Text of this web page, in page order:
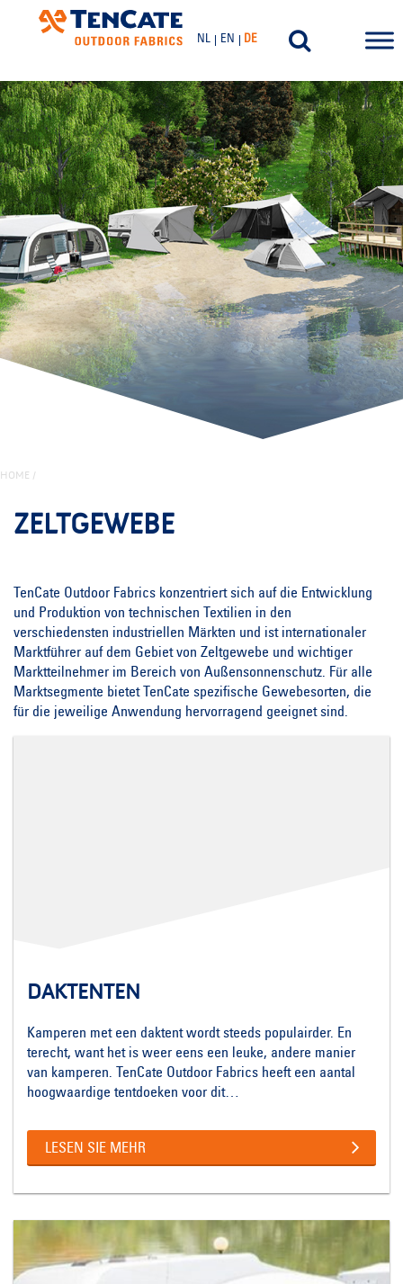
NL EN DE
HOME /
ZELTGEWEBE
TenCate Outdoor Fabrics konzentriert sich auf die Entwicklung
und Produktion von technischen Textilien in den
verschiedensten industriellen Märkten und ist internationaler
Marktführer auf dem Gebiet von Zeltgewebe und wichtiger
Marktteilnehmer im Bereich von Außensonnenschutz. Für alle
Marktsegmente bietet TenCate spezifische Gewebesorten, die
für die jeweilige Anwendung hervorragend geeignet sind.
DAKTENTEN
Kamperen met een daktent wordt steeds populairder. En
terecht, want het is weer eens een leuke, andere manier
van kamperen. TenCate Outdoor Fabrics heeft een aantal
hoogwaardige tentdoeken voor dit…
LESEN SIE MEHR